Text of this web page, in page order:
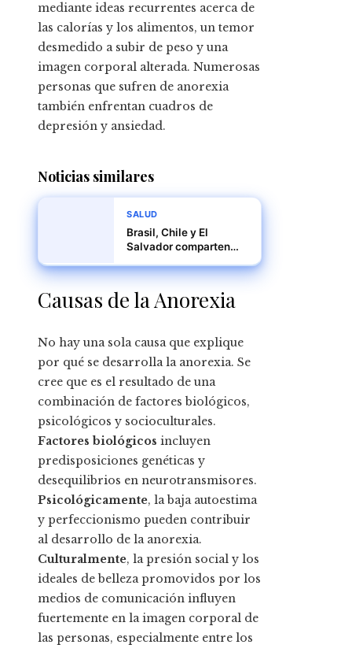
mediante ideas recurrentes acerca de
las calorías y los alimentos, un temor
desmedido a subir de peso y una
imagen corporal alterada. Numerosas
personas que sufren de anorexia
también enfrentan cuadros de
depresión y ansiedad.
Noticias similares
SALUD
Brasil, Chile y El
Salvador comparten
eliminación del cáncer
cervicouterino
Causas de la Anorexia
No hay una sola causa que explique
por qué se desarrolla la anorexia. Se
cree que es el resultado de una
combinación de factores biológicos,
psicológicos y socioculturales.
Factores biológicos incluyen
predisposiciones genéticas y
desequilibrios en neurotransmisores.
Psicológicamente, la baja autoestima
y perfeccionismo pueden contribuir
al desarrollo de la anorexia.
Culturalmente, la presión social y los
ideales de belleza promovidos por los
medios de comunicación influyen
fuertemente en la imagen corporal de
las personas, especialmente entre los